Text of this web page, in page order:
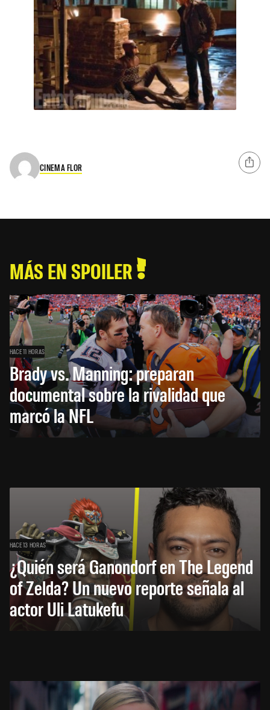
CINEMA FLOR
MÁS EN SPOILER
HACE 11 HORAS
Brady vs. Manning: preparan
documental sobre la rivalidad que
marcó la NFL
HACE 13 HORAS
¿Quién será Ganondorf en The Legend
of Zelda? Un nuevo reporte señala al
actor Uli Latukefu